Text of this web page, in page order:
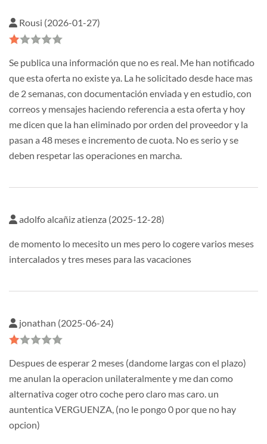
Rousi (2026-01-27)
Se publica una información que no es real. Me han notificado
que esta oferta no existe ya. La he solicitado desde hace mas
de 2 semanas, con documentación enviada y en estudio, con
correos y mensajes haciendo referencia a esta oferta y hoy
me dicen que la han eliminado por orden del proveedor y la
pasan a 48 meses e incremento de cuota. No es serio y se
deben respetar las operaciones en marcha.
adolfo alcañiz atienza (2025-12-28)
de momento lo mecesito un mes pero lo cogere varios meses
intercalados y tres meses para las vacaciones
jonathan (2025-06-24)
Despues de esperar 2 meses (dandome largas con el plazo)
me anulan la operacion unilateralmente y me dan como
alternativa coger otro coche pero claro mas caro. un
auntentica VERGUENZA, (no le pongo 0 por que no hay
opcion)